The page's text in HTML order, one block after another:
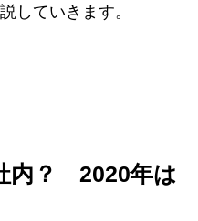
していきます。
内？ 2020年は